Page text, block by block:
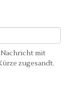
Nachricht mit
zugesandt.